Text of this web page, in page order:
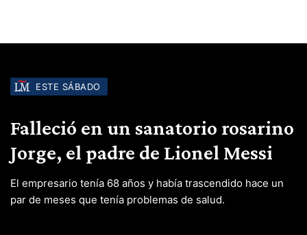
ESTE SÁBADO
Falleció en un sanatorio rosarino
Jorge, el padre de Lionel Messi
El empresario tenía 68 años y había trascendido hace un
par de meses que tenía problemas de salud.